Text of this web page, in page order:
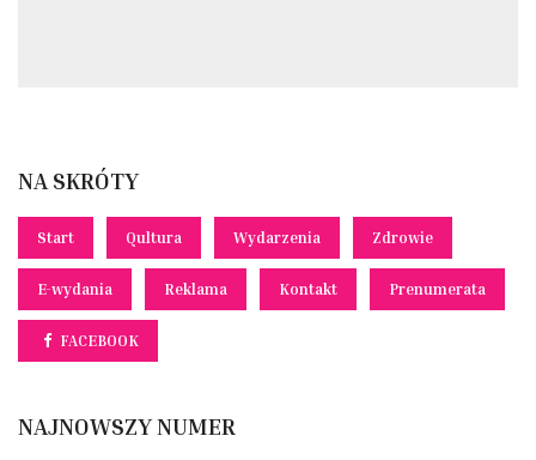
NA SKRÓTY
Start Qultura Wydarzenia Zdrowie
E-wydania Reklama Kontakt Prenumerata
FACEBOOK
NAJNOWSZY NUMER